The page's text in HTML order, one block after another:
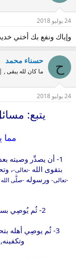
24 يوليو 2018
وإياك ونفع بك أختي
ح حسناء محمد
ما كان لله يبقى ,
24 يوليو 2018
يتبع:
مما
1- أن يصدِّر وصيته
بتقوى الله -تعالى-،
-تعالى- ورسوله-صلَّى
2- ثُم يُوصِي بسداد ما عليه من حقوق الديون, ونحوها.
3- ثُم يوصِي أهله